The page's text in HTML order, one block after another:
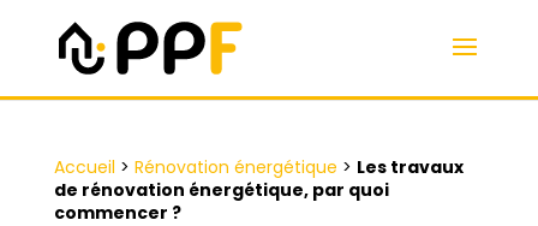
Accueil > Rénovation énergétique > Les travaux
de rénovation énergétique, par quoi
commencer ?